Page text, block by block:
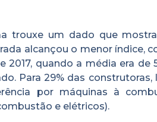
trouxe um dado que
alcançou o menor índice,
2017, quando a média era de
Para 29% das
por máquinas à
e elétricos).